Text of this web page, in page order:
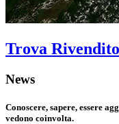
Trova
News
Conoscere, sapere, essere
vedono coinvolta.